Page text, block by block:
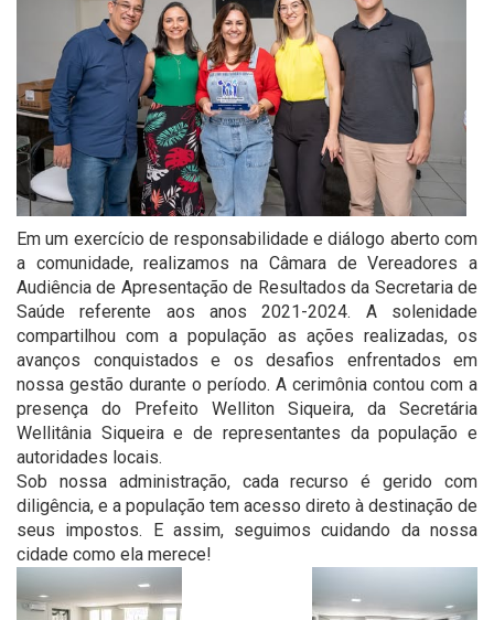
Em um exercício de responsabilidade e diálogo aberto com
a comunidade, realizamos na Câmara de Vereadores a
Audiência de Apresentação de Resultados da Secretaria de
Saúde referente aos anos 2021-2024. A solenidade
compartilhou com a população as ações realizadas, os
avanços conquistados e os desafios enfrentados em
nossa gestão durante o período. A cerimônia contou com a
presença do Prefeito Welliton Siqueira, da Secretária
Wellitânia Siqueira e de representantes da população e
autoridades locais.
Sob nossa administração, cada recurso é gerido com
diligência, e a população tem acesso direto à destinação de
seus impostos. E assim, seguimos cuidando da nossa
cidade como ela merece!